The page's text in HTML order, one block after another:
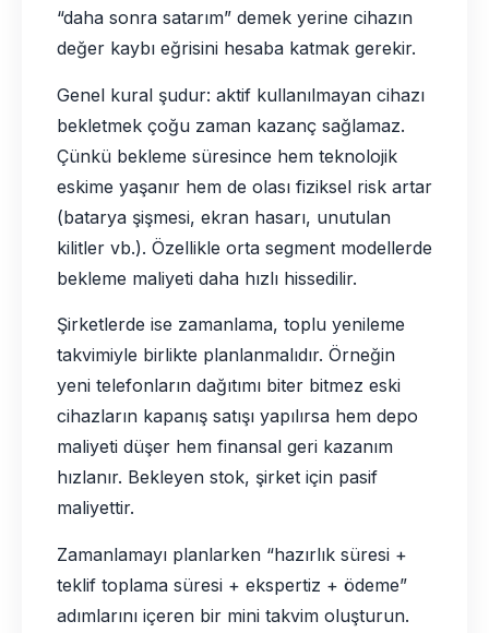
“daha sonra satarım” demek yerine cihazın
değer kaybı eğrisini hesaba katmak gerekir.
Genel kural şudur: aktif kullanılmayan cihazı
bekletmek çoğu zaman kazanç sağlamaz.
Çünkü bekleme süresince hem teknolojik
eskime yaşanır hem de olası fiziksel risk artar
(batarya şişmesi, ekran hasarı, unutulan
kilitler vb.). Özellikle orta segment modellerde
bekleme maliyeti daha hızlı hissedilir.
Şirketlerde ise zamanlama, toplu yenileme
takvimiyle birlikte planlanmalıdır. Örneğin
yeni telefonların dağıtımı biter bitmez eski
cihazların kapanış satışı yapılırsa hem depo
maliyeti düşer hem finansal geri kazanım
hızlanır. Bekleyen stok, şirket için pasif
maliyettir.
Zamanlamayı planlarken “hazırlık süresi +
teklif toplama süresi + ekspertiz + ödeme”
adımlarını içeren bir mini takvim oluşturun.